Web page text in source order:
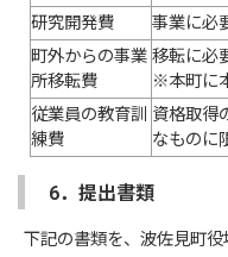
研究開発費
事業に必
町外からの事業
所移転費
移転に必
※本町に
従業員の教育訓
練費
資格取得
なものに
6．提出書類
下記の書類を、波佐見町役